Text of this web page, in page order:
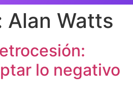
Alan Watts
lo negativo